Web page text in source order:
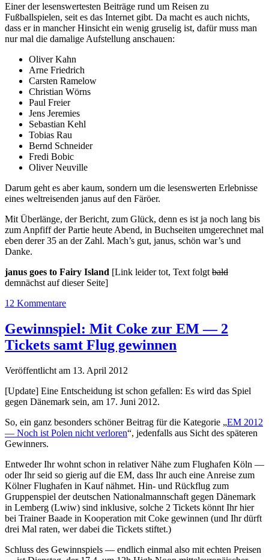
Einer der lesenswertesten Beiträge rund um Reisen zu
Fußballspielen, seit es das Internet gibt. Da macht es auch nichts,
dass er in mancher Hinsicht ein wenig gruselig ist, dafür muss man
nur mal die damalige Aufstellung anschauen:
Oliver Kahn
Arne Friedrich
Carsten Ramelow
Christian Wörns
Paul Freier
Jens Jeremies
Sebastian Kehl
Tobias Rau
Bernd Schneider
Fredi Bobic
Oliver Neuville
Darum geht es aber kaum, sondern um die lesenswerten Erlebnisse
eines weltreisenden janus auf den Färöer.
Mit Überlänge, der Bericht, zum Glück, denn es ist ja noch lang bis
zum Anpfiff der Partie heute Abend, in Buchseiten umgerechnet mal
eben derer 35 an der Zahl. Mach’s gut, janus, schön war’s und
Danke.
janus goes to Fairy Island [Link leider tot, Text folgt bald
demnächst auf dieser Seite]
12 Kommentare
Gewinnspiel: Mit Coke zur EM — 2
Tickets samt Flug gewinnen
Veröffentlicht am 13. April 2012
[Update] Eine Entscheidung ist schon gefallen: Es wird das Spiel
gegen Dänemark sein, am 17. Juni 2012.
So, ein ganz besonders schöner Beitrag für die Kategorie „EM 2012
— Noch ist Polen nicht verloren“, jedenfalls aus Sicht des späteren
Gewinners.
Entweder Ihr wohnt schon in relativer Nähe zum Flughafen Köln —
oder Ihr seid so gierig auf die EM, dass Ihr auch eine Anreise zum
Kölner Flughafen in Kauf nähmet. Hin- und Rückflug zum
Gruppenspiel der deutschen Nationalmannschaft gegen Dänemark
in Lemberg (Lwiw) sind inklusive, solche 2 Tickets könnt Ihr hier
bei Trainer Baade in Kooperation mit Coke gewinnen (und Ihr dürft
drei Mal raten, wer dabei die Tickets stiftet.)
Schluss des Gewinnspiels — endlich einmal also mit echten Preisen